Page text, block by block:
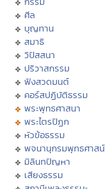
ศีล
บุญทาน
สมาธิ
วิปัสสนา
ปริวาสกรรม
ฟังสวดมนต์
คอร์สปฏิบัติธรรม
พระพุทธศาสนา
พระไตรปิฏก
หัวข้อธรรม
พจนานุกรมพุทธศาสน์
มิลินทปัญหา
เสียงธรรม